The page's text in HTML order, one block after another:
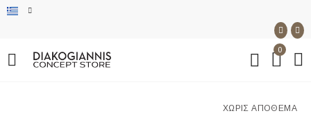
0
ΧΩΡΊΣ ΑΠΌΘΕΜΑ